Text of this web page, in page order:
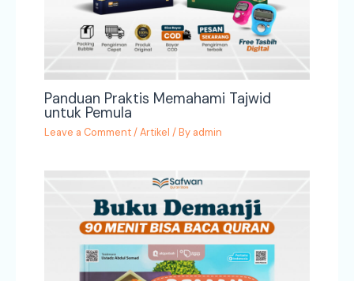
Panduan Praktis Memahami Tajwid
untuk Pemula
Leave a Comment /Artikel / By admin